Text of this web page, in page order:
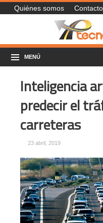
Quiénes somos Contacto
MENÚ
Inteligencia
predecir el
carreteras
23 abril, 2019